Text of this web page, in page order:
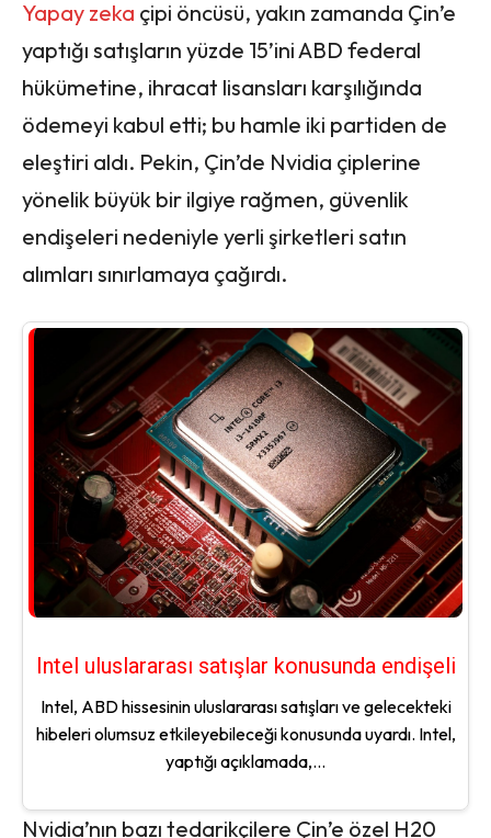
Yapay zeka çipi öncüsü, yakın zamanda Çin’e
yaptığı satışların yüzde 15’ini ABD federal
hükümetine, ihracat lisansları karşılığında
ödemeyi kabul etti; bu hamle iki partiden de
eleştiri aldı. Pekin, Çin’de Nvidia çiplerine
yönelik büyük bir ilgiye rağmen, güvenlik
endişeleri nedeniyle yerli şirketleri satın
alımları sınırlamaya çağırdı.
Intel uluslararası satışlar konusunda endişeli
Intel, ABD hissesinin uluslararası satışları ve gelecekteki
hibeleri olumsuz etkileyebileceği konusunda uyardı. Intel,
yaptığı açıklamada,...
Nvidia’nın bazı tedarikçilere Çin’e özel H20